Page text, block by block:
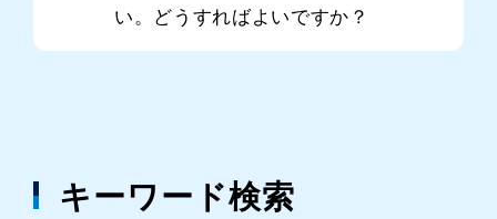
い。どうすればよいですか？
キーワード検索